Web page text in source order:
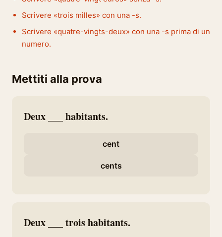
Scrivere «trois milles» con una -s.
Scrivere «quatre-vingts-deux» con una -s prima di un
numero.
Mettiti alla prova
Deux ___ habitants.
cent
cents
Deux ___ trois habitants.